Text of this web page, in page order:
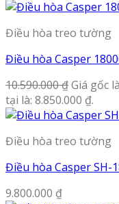
Điều hòa treo tường
Điều hòa Casper
10.590.000₫Giá gốc
tại là: 8.850.000 ₫.
Điều hòa treo tường
Điều hòa Casper SH-
9.800.000 ₫